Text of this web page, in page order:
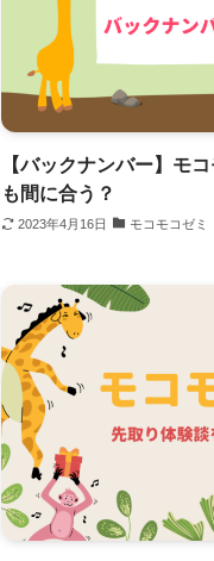
【バックナンバー】モ
も間に合う？
2023年4月16日 モコモコゼミ